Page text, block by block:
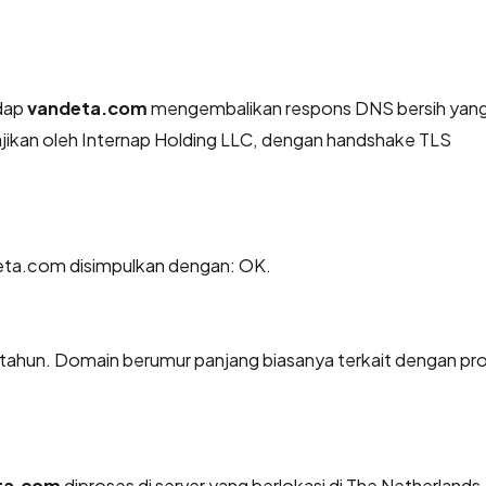
vandeta.commengembalikan respons DNS bersih
oleh Internap Holding LLC, dengan handshake TLS
disimpulkan dengan: OK.
Domain berumur panjang biasanya terkait dengan